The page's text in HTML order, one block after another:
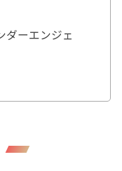
ダーエンジェ